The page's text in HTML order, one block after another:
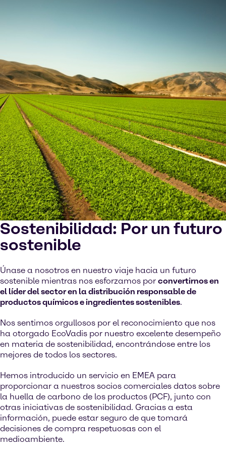
Sostenibilidad: Por un futuro
sostenible
Únase a nosotros en nuestro viaje hacia un futuro
sostenible mientras nos esforzamos por convertirnos en
el líder del sector en la distribución responsable de
productos químicos e ingredientes sostenibles.
Nos sentimos orgullosos por el reconocimiento que nos
ha otorgado EcoVadis por nuestro excelente desempeño
en materia de sostenibilidad, encontrándose entre los
mejores de todos los sectores.
Hemos introducido un servicio en EMEA para
proporcionar a nuestros socios comerciales datos sobre
la huella de carbono de los productos (PCF), junto con
otras iniciativas de sostenibilidad. Gracias a esta
información, puede estar seguro de que tomará
decisiones de compra respetuosas con el
medioambiente.